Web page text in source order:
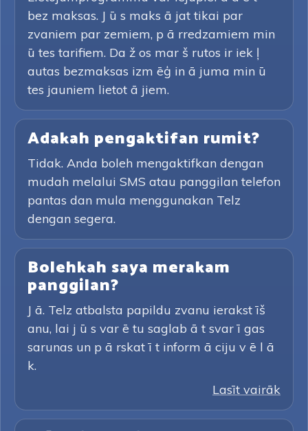
bez maksas. J ū s maks ā jat tikai par
zvaniem par zemiem, p ā rredzamiem min
ū tes tarifiem. Da ž os mar š rutos ir iek ļ
autas bezmaksas izm ēģ in ā juma min ū
tes jauniem lietot ā jiem.
Adakah pengaktifan rumit?
Tidak. Anda boleh mengaktifkan dengan
mudah melalui SMS atau panggilan telefon
pantas dan mula menggunakan Telz
dengan segera.
Bolehkah saya merakam
panggilan?
J ā. Telz atbalsta papildu zvanu ierakst īš
anu, lai j ū s var ē tu saglab ā t svar ī gas
sarunas un p ā rskat ī t inform ā ciju v ē l ā
k.
Lasīt vairāk